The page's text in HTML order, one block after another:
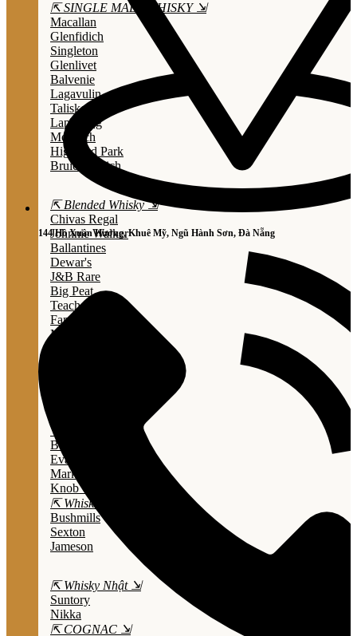
144 Hồ Xuân Hương, Khuê Mỹ, Ngũ Hành Sơn, Đà Nẵng
⇱ SINGLE MALT WHISKY ⇲
Macallan
Glenfidich
Singleton
Glenlivet
Balvenie
Lagavulin
Talisker
Laphroaig
Mortlach
Highland Park
Bruichladdich
⇱ Blended Whisky ⇲
Chivas Regal
Johnnie Walker
Ballantines
Dewar's
J&B Rare
Big Peat
Teacher's
Famous Grouse
Monkey Shouder
Wild Turkey
Bulleit Bourbon
Evan Williams
Marker's Mark
Knob Creek
⇱ Whiskey Ailen ⇲
Bushmills
Sexton
Jameson
⇱ Whisky Nhật ⇲
Suntory
Nikka
⇱ COGNAC ⇲